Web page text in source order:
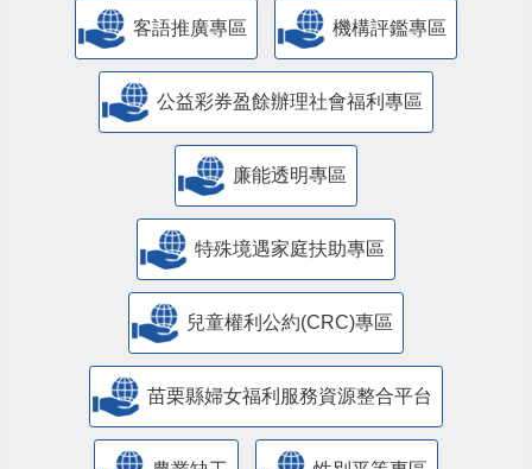
客語推廣專區 機構評鑑專區
公益彩券盈餘辦理社會福利專區
廉能透明專區
特殊境遇家庭扶助專區
兒童權利公約(CRC)專區
苗栗縣婦女福利服務資源整合平台